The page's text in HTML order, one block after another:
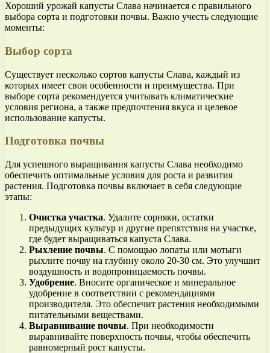
Хороший урожай капусты Слава начинается с правильного
выбора сорта и подготовки почвы. Важно учесть следующие
моменты:
Выбор сорта
Существует несколько сортов капусты Слава, каждый из
которых имеет свои особенности и преимущества. При
выборе сорта рекомендуется учитывать климатические
условия региона, а также предпочтения вкуса и целевое
использование капусты.
Подготовка почвы
Для успешного выращивания капусты Слава необходимо
обеспечить оптимальные условия для роста и развития
растения. Подготовка почвы включает в себя следующие
этапы:
Очистка участка. Удалите сорняки, остатки
предыдущих культур и другие препятствия на участке,
где будет выращиваться капуста Слава.
Рыхление почвы. С помощью лопаты или мотыги
рыхлите почву на глубину около 20-30 см. Это улучшит
воздушность и водопроницаемость почвы.
Удобрение. Вносите органическое и минеральное
удобрение в соответствии с рекомендациями
производителя. Это обеспечит растения необходимыми
питательными веществами.
Выравнивание почвы. При необходимости
выравнивайте поверхность почвы, чтобы обеспечить
равномерный рост капусты.